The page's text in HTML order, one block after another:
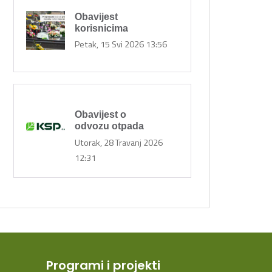
Obavijest
korisnicima
Petak, 15 Svi 2026 13:56
Obavijest o
odvozu otpada
Utorak, 28 Travanj 2026
12:31
Programi i projekti